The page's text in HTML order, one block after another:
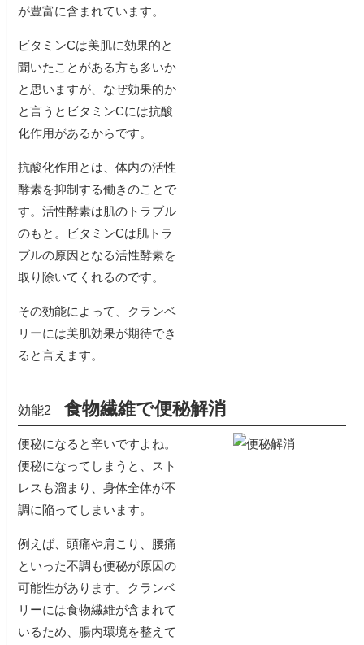
が豊富に含まれています。
ビタミンCは美肌に効果的と
聞いたことがある方も多いか
と思いますが、なぜ効果的か
と言うとビタミンCには抗酸
化作用があるからです。
抗酸化作用とは、体内の活性
酵素を抑制する働きのことで
す。活性酵素は肌のトラブル
のもと。ビタミンCは肌トラ
ブルの原因となる活性酵素を
取り除いてくれるのです。
その効能によって、クランベ
リーには美肌効果が期待でき
ると言えます。
効能2食物繊維で便秘解消
便秘になると辛いですよね。
便秘になってしまうと、スト
レスも溜まり、身体全体が不
調に陥ってしまいます。
例えば、頭痛や肩こり、腰痛
といった不調も便秘が原因の
可能性があります。クランベ
リーには食物繊維が含まれて
いるため、腸内環境を整えて